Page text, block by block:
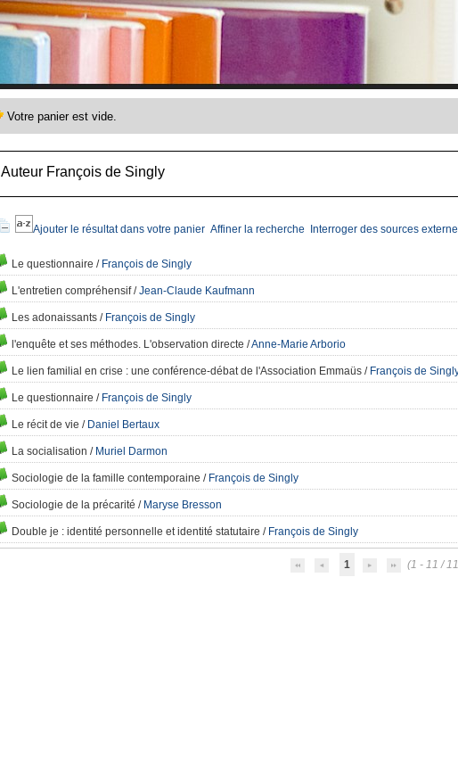
Auteur François de Singly
Ajouter le résultat dans votre panier Affiner la recherche Interroger des sources
Le questionnaire / François de Singly
L'entretien compréhensif/Jean-Claude Kaufmann
Les adonaissants/ François de Singly
l'enquête et ses méthodes. L'observation directe /Anne-Marie Arborio
Le lien familial en crise : une conférence-débat de l'Association Emmaüs/ François de
Le questionnaire / François de Singly
Le récit de vie / Daniel Bertaux
La socialisation / Muriel Darmon
Sociologie de la famille contemporaine / François de Singly
Sociologie de la précarité / Maryse Bresson
Double je : identité personnelle et identité statutaire / François de Singly
1 (1 - 11 /